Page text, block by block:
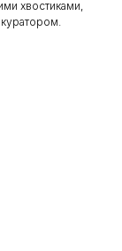
хвостиками,